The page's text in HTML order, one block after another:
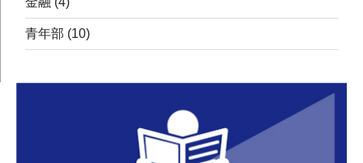
青年部 (10)